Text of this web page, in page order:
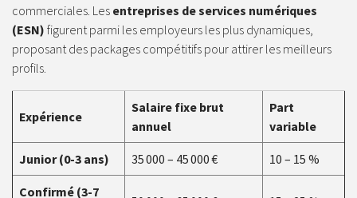
commerciales. Les entreprises de services numériques
(ESN) figurent parmi les employeurs les plus dynamiques,
proposant des packages compétitifs pour attirer les meilleurs
profils.
Expérience
Salaire fixe brut
annuel
Part
variable
Junior (0-3 ans) 35 000 – 45 000 € 10 – 15 %
Confirmé (3-7